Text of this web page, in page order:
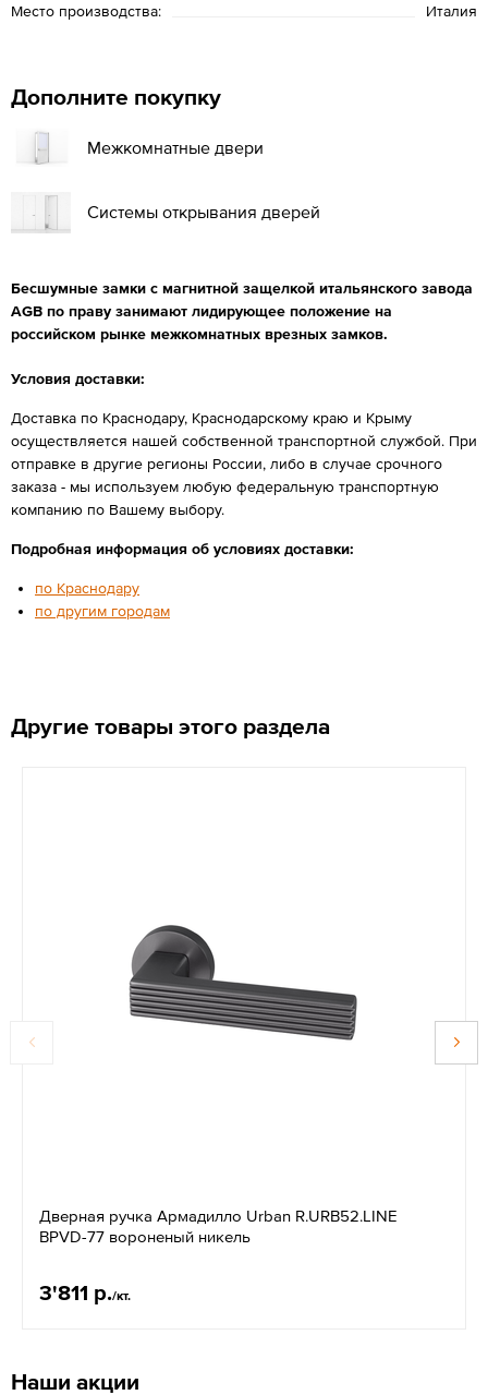
Место производства:
Италия
Дополните покупку
Межкомнатные двери
Системы открывания дверей
Бесшумные замки с магнитной защелкой итальянского завода
AGB по праву занимают лидирующее положение на
российском рынке межкомнатных врезных замков.
Условия доставки:
Доставка по Краснодару, Краснодарскому краю и Крыму
осуществляется нашей собственной транспортной службой. При
отправке в другие регионы России, либо в случае срочного
заказа - мы используем любую федеральную транспортную
компанию по Вашему выбору.
Подробная информация об условиях доставки:
по Краснодару
по другим городам
Другие товары этого раздела
Дверная ручка Армадилло Urban R.URB52.LINE
BPVD-77 вороненый никель
3'811 р./кт.
Наши акции